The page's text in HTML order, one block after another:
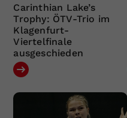
Carinthian Lake’s
Trophy: ÖTV-Trio im
Klagenfurt-
Viertelfinale
ausgeschieden